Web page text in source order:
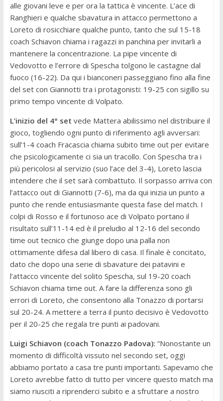
alle giovani leve e per ora la tattica è vincente. L’ace di
Ranghieri e qualche sbavatura in attacco permettono a
Loreto di rosicchiare qualche punto, tanto che sul 15-18
coach Schiavon chiama i ragazzi in panchina per invitarli a
mantenere la concentrazione. La pipe vincente di
Vedovotto e l’errore di Spescha tolgono le castagne dal
fuoco (16-22). Da qui i bianconeri passeggiano fino alla fine
del set con Giannotti tra i protagonisti: 19-25 con sigillo su
primo tempo vincente di Volpato.
L’inizio del 4° set vede Mattera abilissimo nel distribuire il
gioco, togliendo ogni punto di riferimento agli avversari:
sull’1-4 coach Fracascia chiama subito time out per evitare
che psicologicamente ci sia un tracollo. Con Spescha tra i
più pericolosi al servizio (suo l’ace del 3-4), Loreto lascia
intendere che il set sarà combattuto. Il sorpasso arriva con
l’attacco out di Giannotti (7-6), ma da qui inizia un punto a
punto che rende entusiasmante questa fase del match. I
colpi di Rosso e il fortunoso ace di Volpato portano il
risultato sull’11-14 ed è il preludio al 12-16 del secondo
time out tecnico che giunge dopo una palla non
ottimamente difesa dal libero di casa. Il finale è concitato,
dato che dopo una serie di sbavature dei patavini e
l’attacco vincente del solito Spescha, sul 19-20 coach
Schiavon chiama time out. A fare la differenza sono gli
errori di Loreto, che consentono alla Tonazzo di portarsi
sul 20-24. A mettere a terra il punto decisivo è Vedovotto
per il 20-25 che regala tre punti ai padovani.
Luigi Schiavon (coach Tonazzo Padova): “Nonostante un
momento di difficoltà vissuto nel secondo set, oggi
abbiamo portato a casa tre punti importanti. Sapevamo che
Loreto avrebbe fatto di tutto per vincere questo match ma
siamo riusciti a riprenderci subito e a sfruttare a nostro